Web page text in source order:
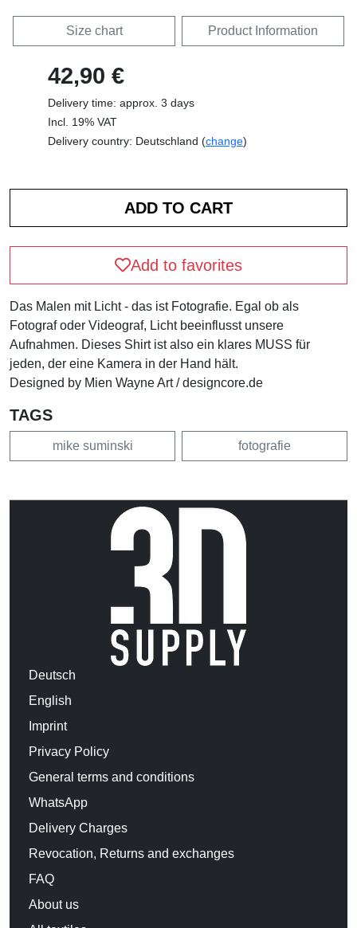
Size chart Product Information
42,90 €
Delivery time: approx. 3 days
Incl. 19% VAT
Delivery country: Deutschland (change)
Add to favorites
Das Malen mit Licht - das ist Fotografie. Egal ob als
Fotograf oder Videograf, Licht beeinflusst unsere
Aufnahmen. Dieses Shirt ist also ein klares MUSS für
jeden, der eine Kamera in der Hand hält.
Designed by Mien Wayne Art / designcore.de
TAGS
mike suminski fotografie
Deutsch
English
Imprint
Privacy Policy
General terms and conditions
WhatsApp
Delivery Charges
Revocation, Returns and exchanges
FAQ
About us